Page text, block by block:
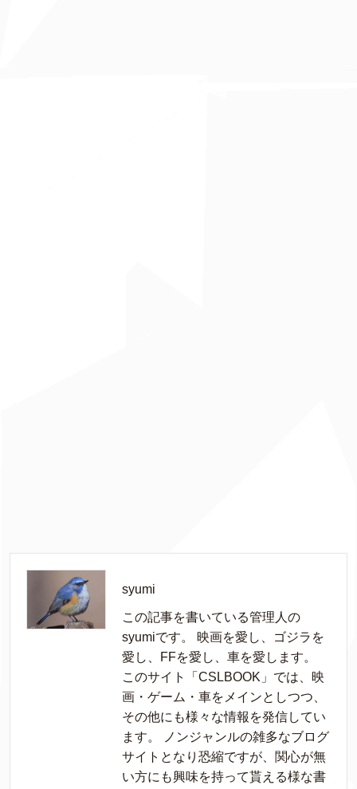
syumi
この記事を書いている管理人の
syumiです。 映画を愛し、ゴジラを
愛し、FFを愛し、車を愛します。
このサイト「CSLBOOK」では、映
画・ゲーム・車をメインとしつつ、
その他にも様々な情報を発信してい
ます。 ノンジャンルの雑多なブログ
サイトとなり恐縮ですが、関心が無
い方にも興味を持って貰える様な書